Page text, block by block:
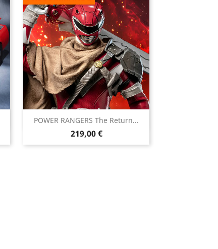
POWER RANGERS The Return...
Prix
219,00 €
Aperçu rapide